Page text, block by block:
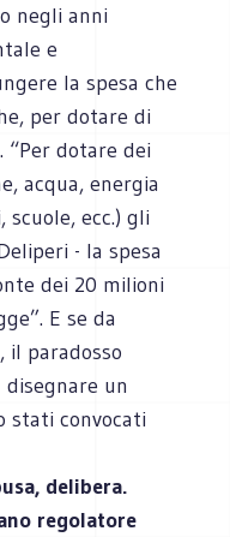
negli anni
e
la spesa che
per dotare di
“Per dotare dei
acqua, energia
ecc.) gli
- la spesa
dei 20 milioni
E se da
il paradosso
un
stati convocati
delibera.
regolatore